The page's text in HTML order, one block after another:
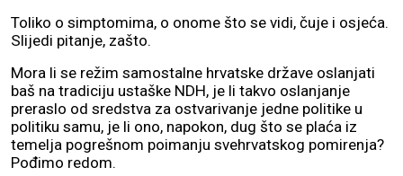
Toliko o simptomima, o onome što se vidi, čuje i osjeća.
Slijedi pitanje, zašto.
Mora li se režim samostalne hrvatske države oslanjati
baš na tradiciju ustaške NDH, je li takvo oslanjanje
preraslo od sredstva za ostvarivanje jedne politike u
politiku samu, je li ono, napokon, dug što se plaća iz
temelja pogrešnom poimanju svehrvatskog pomirenja?
Pođimo redom.